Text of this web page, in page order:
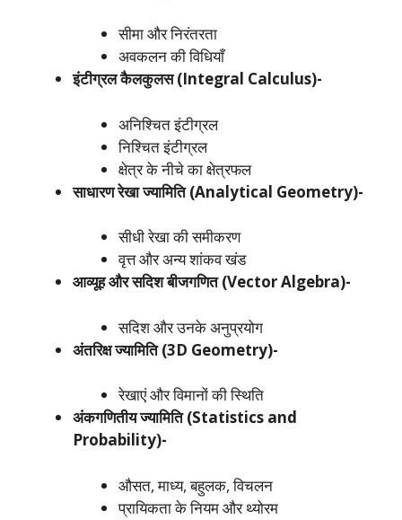
सीमा और निरंतरता
अवकलन की विधियाँ
इंटीग्रल कैलकुलस (Integral Calculus)-
अनिश्चित इंटीग्रल
निश्चित इंटीग्रल
क्षेत्र के नीचे का क्षेत्रफल
साधारण रेखा ज्यामिति (Analytical Geometry)-
सीधी रेखा की समीकरण
वृत्त और अन्य शांकव खंड
आव्यूह और सदिश बीजगणित (Vector Algebra)-
सदिश और उनके अनुप्रयोग
अंतरिक्ष ज्यामिति (3D Geometry)-
रेखाएं और विमानों की स्थिति
अंकगणितीय ज्यामिति (Statistics and
Probability)-
औसत, माध्य, बहुलक, विचलन
प्रायिकता के नियम और थ्योरम